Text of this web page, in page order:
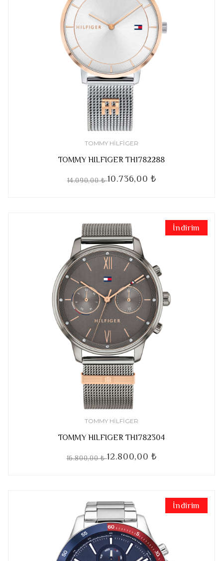
TOMMY HILFIGER
TOMMY HILFIGER TH1782288
14.090,00 ₺10.736,00 ₺
İndirim
TOMMY HILFIGER
TOMMY HILFIGER TH1782304
16.800,00 ₺12.800,00 ₺
İndirim